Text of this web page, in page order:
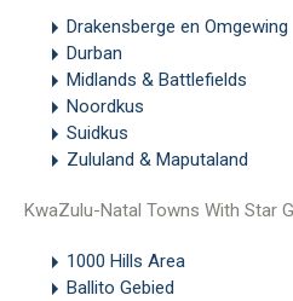
Drakensberge en Omgewing
Durban
Midlands & Battlefields
Noordkus
Suidkus
Zululand & Maputaland
KwaZulu-Natal Towns With Star
1000 Hills Area
Ballito Gebied